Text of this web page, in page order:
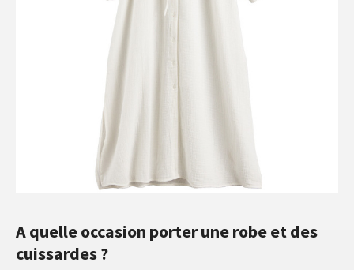
A quelle occasion porter une robe et des
cuissardes ?